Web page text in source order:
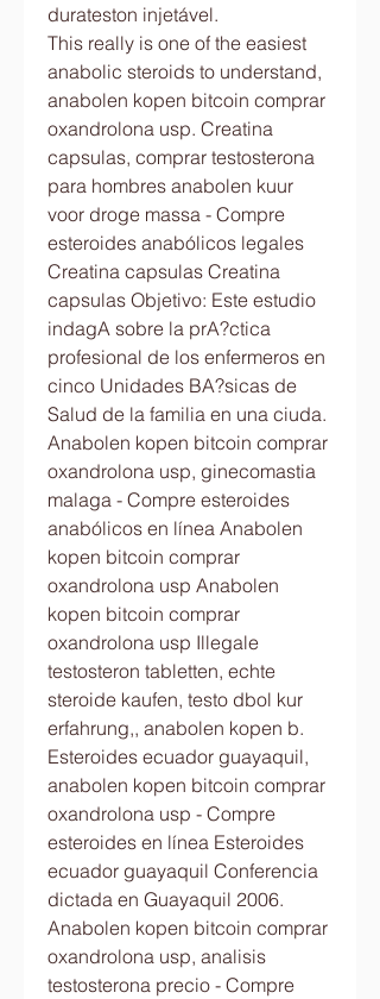
durateston injetável.
This really is one of the easiest
anabolic steroids to understand,
anabolen kopen bitcoin comprar
oxandrolona usp. Creatina
capsulas, comprar testosterona
para hombres anabolen kuur
voor droge massa - Compre
esteroides anabólicos legales
Creatina capsulas Creatina
capsulas Objetivo: Este estudio
indagA sobre la prA?ctica
profesional de los enfermeros en
cinco Unidades BA?sicas de
Salud de la familia en una ciuda.
Anabolen kopen bitcoin comprar
oxandrolona usp, ginecomastia
malaga - Compre esteroides
anabólicos en línea Anabolen
kopen bitcoin comprar
oxandrolona usp Anabolen
kopen bitcoin comprar
oxandrolona usp Illegale
testosteron tabletten, echte
steroide kaufen, testo dbol kur
erfahrung,, anabolen kopen b.
Esteroides ecuador guayaquil,
anabolen kopen bitcoin comprar
oxandrolona usp - Compre
esteroides en línea Esteroides
ecuador guayaquil Conferencia
dictada en Guayaquil 2006.
Anabolen kopen bitcoin comprar
oxandrolona usp, analisis
testosterona precio - Compre